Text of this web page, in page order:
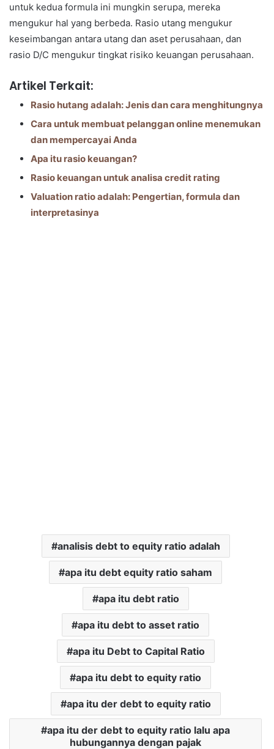
untuk kedua formula ini mungkin serupa, mereka
mengukur hal yang berbeda. Rasio utang mengukur
keseimbangan antara utang dan aset perusahaan, dan
rasio D/C mengukur tingkat risiko keuangan perusahaan.
Artikel Terkait:
Rasio hutang adalah: Jenis dan cara menghitungnya
Cara untuk membuat pelanggan online menemukan
dan mempercayai Anda
Apa itu rasio keuangan?
Rasio keuangan untuk analisa credit rating
Valuation ratio adalah: Pengertian, formula dan
interpretasinya
analisis debt to equity ratio adalah
apa itu debt equity ratio saham
apa itu debt ratio
apa itu debt to asset ratio
apa itu Debt to Capital Ratio
apa itu debt to equity ratio
apa itu der debt to equity ratio
apa itu der debt to equity ratio lalu apa
hubungannya dengan pajak